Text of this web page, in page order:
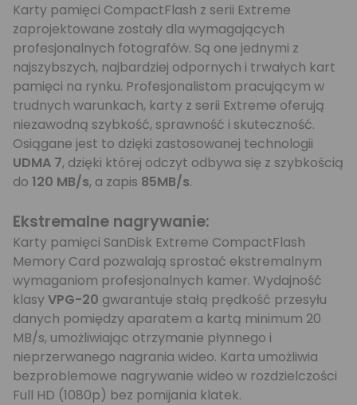
Karty pamięci CompactFlash z serii Extreme
zaprojektowane zostały dla wymagających
profesjonalnych fotografów. Są one jednymi z
najszybszych, najbardziej odpornych i trwałych kart
pamięci na rynku. Profesjonalistom pracującym w
trudnych warunkach, karty z serii Extreme oferują
niezawodną szybkość, sprawność i skuteczność.
Osiągane jest to dzięki zastosowanej technologii
UDMA 7, dzięki której odczyt odbywa się z szybkością
do 120 MB/s, a zapis 85MB/s.
Ekstremalne nagrywanie:
Karty pamięci SanDisk Extreme CompactFlash
Memory Card pozwalają sprostać ekstremalnym
wymaganiom profesjonalnych kamer. Wydajność
klasyVPG-20 gwarantuje stałą prędkość przesyłu
danych pomiędzy aparatem a kartą minimum 20
MB/s, umożliwiając otrzymanie płynnego i
nieprzerwanego nagrania wideo. Karta umożliwia
bezproblemowe nagrywanie wideo w rozdzielczości
Full HD (1080p) bez pomijania klatek.